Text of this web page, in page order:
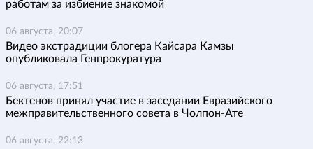
работам за избиение знакомой
06 августа, 20:07
Видео экстрадиции блогера Кайсара Камзы
опубликовала Генпрокуратура
06 августа, 17:51
Бектенов принял участие в заседании Евразийского
межправительственного совета в Чолпон-Ате
06 августа, 22:13